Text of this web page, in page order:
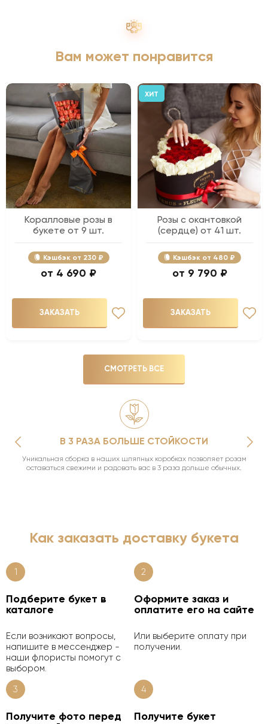
Вам может понравится
Коралловые розы в
букете от 9 шт.
Кэшбэк 230 ₽
4 690 ₽
ЗАКАЗАТЬ
ХИТ
Розы с окантовкой
(сердце) от 41 шт.
Кэшбэк 480 ₽
9 790 ₽
ЗАКАЗАТЬ
СМОТРЕТЬ ВСЕ
В 3 РАЗА БОЛЬШЕ СТОЙКОСТИ
Уникальная сборка в наших шляпных коробках позволяет розам
оставаться свежими и радовать вас в 3 раза дольше обычных.
Как заказать доставку букета
1
Подберите букет в
каталоге
Если возникают вопросы,
напишите в мессенджер -
наши флористы помогут с
выбором.
2
Оформите заказ и
оплатите его на сайте
Или выберите оплату при
получении.
3
Получите фото перед
4
Получите букет